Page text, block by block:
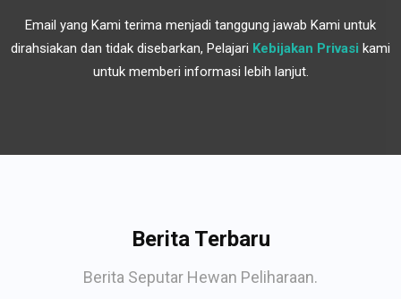
Email yang Kami terima menjadi tanggung jawab Kami untuk
dirahsiakan dan tidak disebarkan, Pelajari Kebijakan Privasi kami
untuk memberi informasi lebih lanjut.
Berita Terbaru
Berita Seputar Hewan Peliharaan.